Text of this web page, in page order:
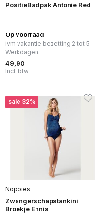
PositieBadpak Antonie Red
Op voorraad
ivm vakantie bezetting 2 tot 5
Werkdagen.
49,90
Incl. btw
sale 32%
Noppies
Zwangerschapstankini
Broekje Ennis